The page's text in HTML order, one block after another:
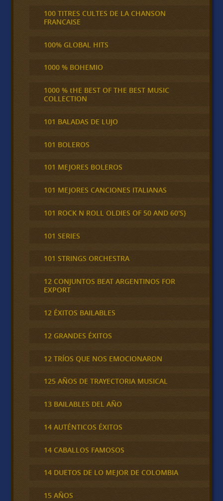
100 TITRES CULTES DE LA CHANSON
FRANCAISE
100% GLOBAL HITS
1000 % BOHEMIO
1000 % tHE BEST OF THE BEST MUSIC
COLLECTION
101 BALADAS DE LUJO
101 BOLEROS
101 MEJORES BOLEROS
101 MEJORES CANCIONES ITALIANAS
101 ROCK N ROLL OLDIES OF 50 AND 60'S}
101 SERIES
101 STRINGS ORCHESTRA
12 CONJUNTOS BEAT ARGENTINOS FOR
EXPORT
12 ÉXITOS BAILABLES
12 GRANDES ÉXITOS
12 TRÍOS QUE NOS EMOCIONARON
125 AÑOS DE TRAYECTORIA MUSICAL
13 BAILABLES DEL AÑO
14 AUTÉNTICOS ÉXITOS
14 CABALLOS FAMOSOS
14 DUETOS DE LO MEJOR DE COLOMBIA
15 AÑOS